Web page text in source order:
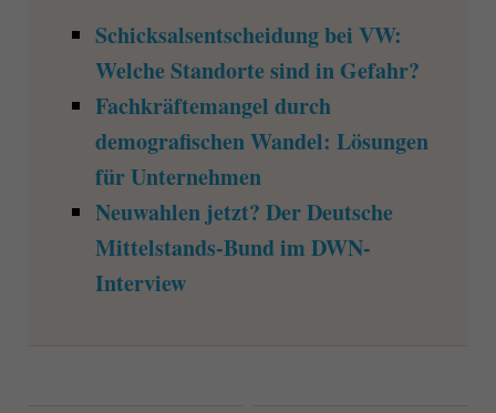
Schicksalsentscheidung bei VW:
Welche Standorte sind in Gefahr?
Fachkräftemangel durch
demografischen Wandel: Lösungen
für Unternehmen
Neuwahlen jetzt? Der Deutsche
Mittelstands-Bund im DWN-
Interview